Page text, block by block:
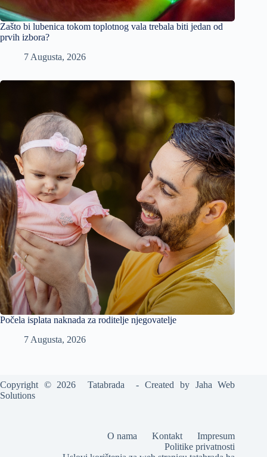
Zašto bi lubenica tokom toplotnog vala trebala biti jedan od
prvih izbora?
7 Augusta, 2026
Počela isplata naknada za roditelje njegovatelje
7 Augusta, 2026
Copyright © 2026 Tatabrada - Created by Jaha Web
Solutions
O nama Kontakt
Impresum
Politike privatnosti